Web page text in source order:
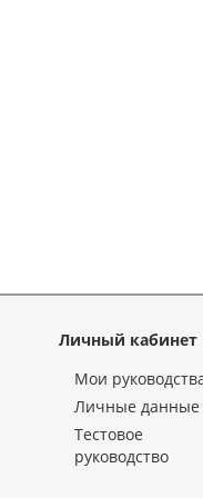
Личный кабинет
Мои
Личные данные
Тестовое
руководство